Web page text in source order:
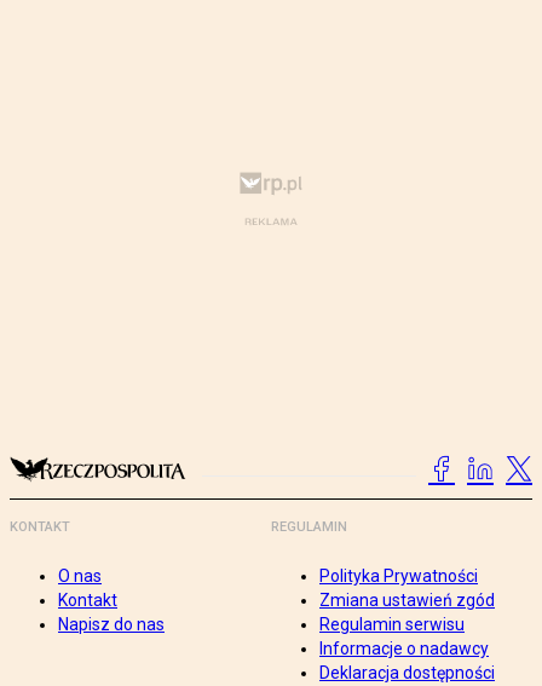
KONTAKT
O nas
Kontakt
Napisz do nas
REGULAMIN
Polityka Prywatności
Zmiana ustawień zgód
Regulamin serwisu
Informacje o nadawcy
Deklaracja dostępności